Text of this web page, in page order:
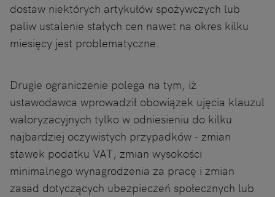
dostaw niektórych artykułów spożywczych lub
paliw ustalenie stałych cen nawet na okres kilku
miesięcy jest problematyczne.
Drugie ograniczenie polega na tym, iż
ustawodawca wprowadził obowiązek ujęcia klauzul
waloryzacyjnych tylko w odniesieniu do kilku
najbardziej oczywistych przypadków - zmian
stawek podatku VAT, zmian wysokości
minimalnego wynagrodzenia za pracę i zmian
zasad dotyczących ubezpieczeń społecznych lub